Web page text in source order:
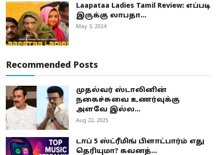
Laapataa Ladies Tamil Review: எப்படி
இருக்கு லாபதா...
May 3, 2024
Recommended Posts
முதல்வர் ஸ்டாலினின்
நகைச்சுவை உணர்வுக்கு
அளவே இல்ல...
Aug 22, 2025
டாப் 5 ஸ்ட்ரீமிங் பிளாட்பார்ம் எது
தெரியுமா? கவனத்...